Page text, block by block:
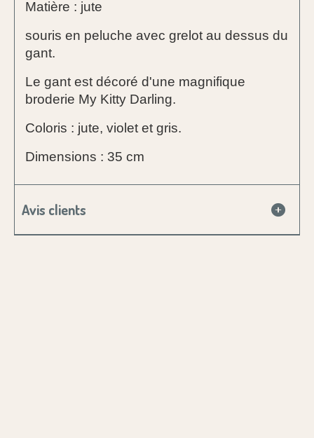
Matière : jute
souris en peluche avec grelot au dessus du
gant.
Le gant est décoré d'une magnifique
broderie My Kitty Darling.
Coloris : jute, violet et gris.
Dimensions : 35 cm
Avis clients